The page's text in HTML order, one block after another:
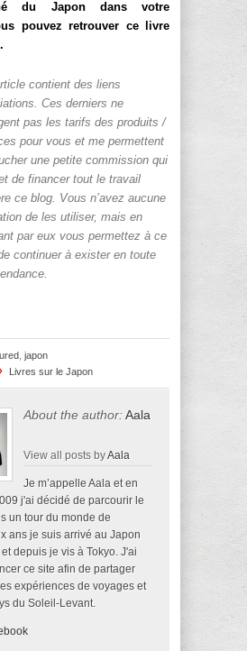
du Japon dans votre
pouvez retrouver ce livre
.
contient des liens
Ces derniers ne
pas les tarifs des produits /
pour vous et me permettent
une petite commission qui
de financer tout le travail
ce blog. Vous n’avez aucune
de les utiliser, mais en
par eux vous permettez à ce
continuer à exister en toute
japon
Livres sur le Japon
About the author:Aala
View all posts byAala
Je m’appelle Aala et en
j'ai décidé de parcourir le
un tour du monde de
ans je suis arrivé au Japon
depuis je vis à Tokyo. J'ai
ce site afin de partager
expériences de voyages et
du Soleil-Levant.